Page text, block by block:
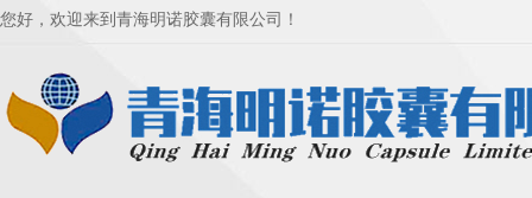
您好，欢迎来到青海明诺胶囊有限公司！